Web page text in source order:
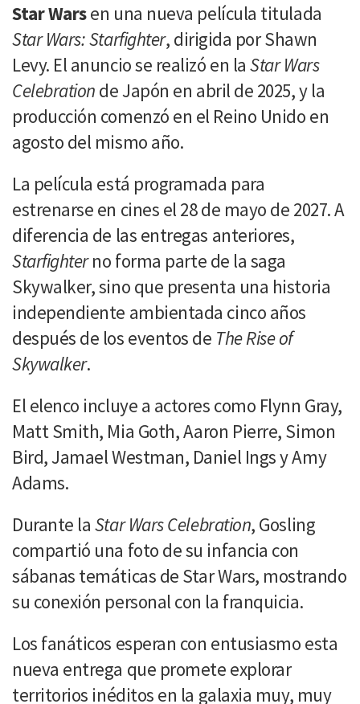
Star Warsen una nueva película titulada
Star Wars: Starfighter, dirigida por Shawn
Levy. El anuncio se realizó en laStar Wars
Celebration de Japón en abril de 2025, y la
producción comenzó en el Reino Unido en
agosto del mismo año.
La película está programada para
estrenarse en cines el 28 de mayo de 2027. A
diferencia de las entregas anteriores,
Starfighterno forma parte de la saga
Skywalker, sino que presenta una historia
independiente ambientada cinco años
después de los eventos de The Rise of
Skywalker.
El elenco incluye a actores como Flynn Gray,
Matt Smith, Mia Goth, Aaron Pierre, Simon
Bird, Jamael Westman, Daniel Ings y Amy
Adams.
Durante la Star Wars Celebration, Gosling
compartió una foto de su infancia con
sábanas temáticas de Star Wars, mostrando
su conexión personal con la franquicia.
Los fanáticos esperan con entusiasmo esta
nueva entrega que promete explorar
territorios inéditos en la galaxia muy, muy